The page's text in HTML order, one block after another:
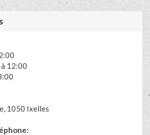
12:00
1050 Ixelles